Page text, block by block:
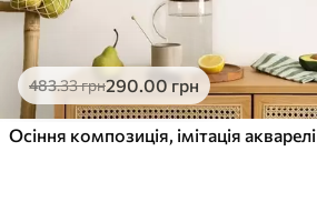
483.33грн290.00грн
Осіння композиція, імітація акварелі